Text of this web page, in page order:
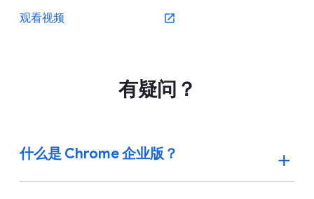
观看视频
有疑问？
什么是 Chrome 企业版？